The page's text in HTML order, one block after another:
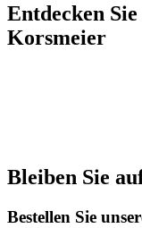
Entdecken
Korsmeier
Bleiben Sie
Bestellen Sie